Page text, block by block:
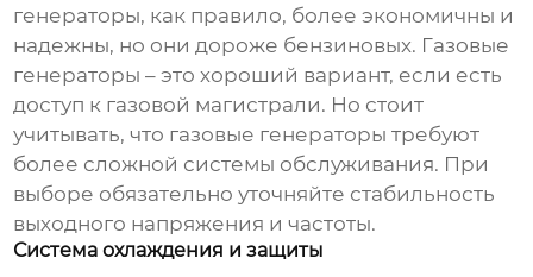
генераторы, как правило, более экономичны и
надежны, но они дороже бензиновых. Газовые
генераторы – это хороший вариант, если есть
доступ к газовой магистрали. Но стоит
учитывать, что газовые генераторы требуют
более сложной системы обслуживания. При
выборе обязательно уточняйте стабильность
выходного напряжения и частоты.
Система охлаждения и защиты